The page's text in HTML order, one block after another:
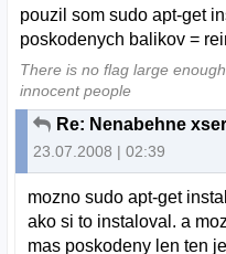
pouzil som sudo apt-get
poskodenych balikov =
There is no flag large
innocent people
Re: Nenabehne
23.07.2008 | 02:39
mozno sudo apt-get
ako si to instaloval. a
mas poskodeny len ten